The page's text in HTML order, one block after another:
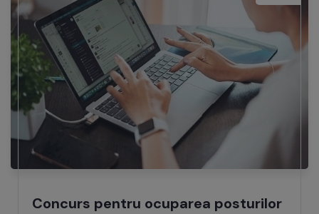
Concurs pentru ocuparea posturilor